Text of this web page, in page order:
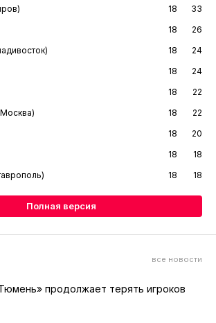
18
33
18
26
18
24
18
24
18
22
18
22
18
20
18
18
18 18
Полная версия
все новости
продолжает терять игроков